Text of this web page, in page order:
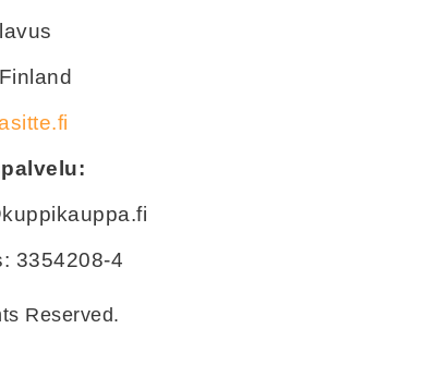
3354208-4
Reserved.